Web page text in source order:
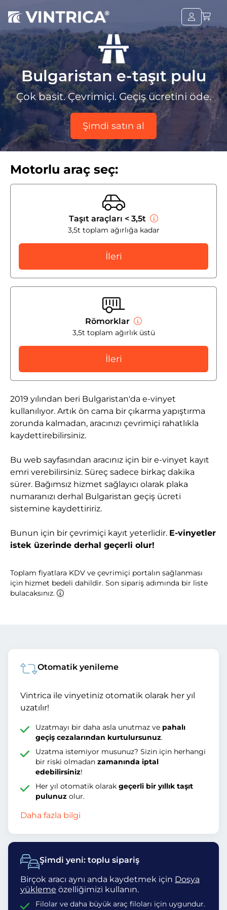
Bulgaristan e-taşıt pulu
Çok basit. Çevrimiçi. Geçiş ücretini öde.
Şimdi satın al
2019 yılından beri Bulgaristan'da e-vinyet
kullanılıyor. Artık ön cama bir çıkarma yapıştırma
zorunda kalmadan, aracınızı çevrimiçi rahatlıkla
kaydettirebilirsiniz.
Bu web sayfasından aracınız için bir e-vinyet kayıt
emri verebilirsiniz. Süreç sadece birkaç dakika
sürer. Bağımsız hizmet sağlayıcı olarak plaka
numaranızı derhal Bulgaristan geçiş ücreti
sistemine kaydettiririz.
Bunun için bir çevrimiçi kayıt yeterlidir. E-vinyetler
istek üzerinde derhal geçerli olur!
Toplam fiyatlara KDV ve çevrimiçi portalın sağlanması
için hizmet bedeli dahildir. Son sipariş adımında bir liste
bulacaksınız.
Motorlu araç seç:
Taşıt araçları < 3,5t
3,5t toplam ağırlığa kadar
İleri
Römorklar
3,5t toplam ağırlık üstü
İleri
Şimdi yeni: toplu sipariş
Birçok aracı aynı anda kaydetmek için Dosya
yükleme özelliğimizi kullanın.
Filolar ve daha büyük araç filoları için uygundur.
Otomatik yenileme
Vintrica ile vinyetiniz otomatik olarak her yıl
uzatılır!
Uzatmayı bir daha asla unutmaz ve pahalı
geçiş cezalarından kurtulursunuz.
Uzatma istemiyor musunuz? Sizin için herhangi
bir riski olmadanzamanında iptal
edebilirsiniz!
Her yıl otomatik olarakgeçerli bir yıllık taşıt
pulunuz olur.
Daha fazla bilgi